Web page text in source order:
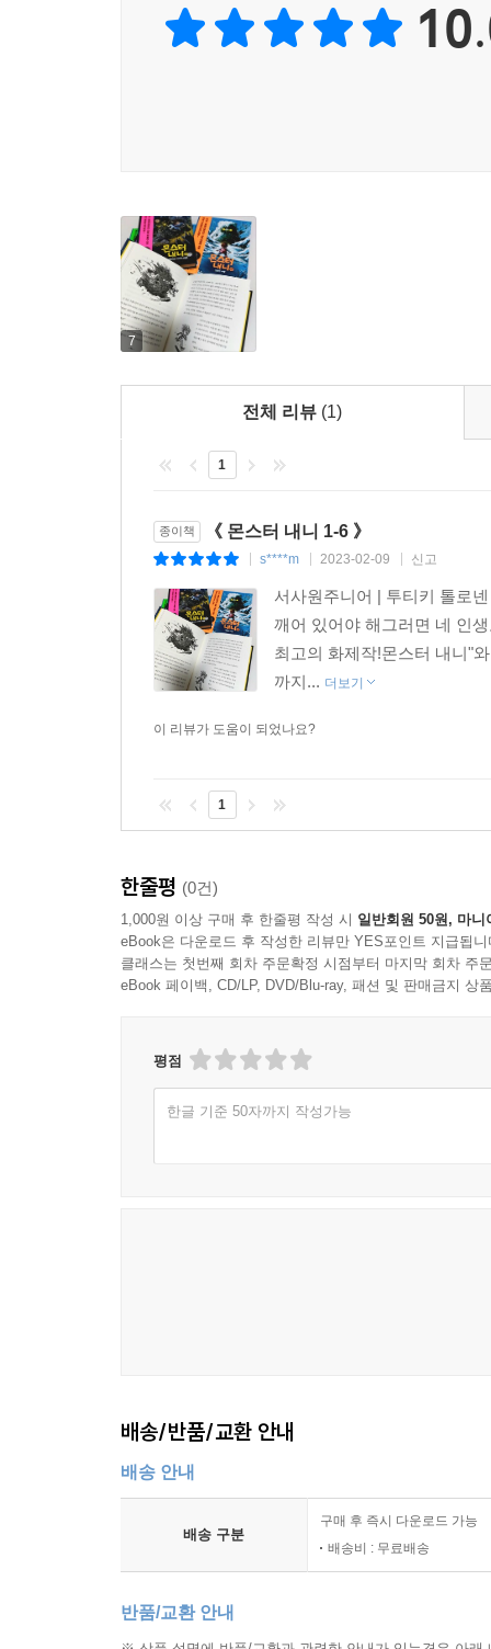
헬맨가 아이들과 몬스터 내니의 마지막 모험!
아이들은 과연 지상과 지하세계의 평화를 지켜낼
지키던 지하세계로 통하는 문이 열리게 되고, 그
다시 지하세계로 보낸다고 해도 별 소용이 없을
모르마트를 본 인간은 반드시 지하세계에 끌려
난동에 한바탕 소동이 벌어진다.
한편 문지기가 자신 때문에 일어난 이 모든 일에
데려가는 수밖에. 문지기랑 너, 둘 중 하나는
드러내는데! 마녀들이 지배하는 지하세계는 과연
장르적 문법을 관통하는 뛰어난 주제 의식
이 책의 진가는 단순히 장르적 재미에만 있지 않
자세와 태도가 진하게 배어 있다. 낯선 생명체
환대를 배운다는 점에서, 장르적 완성도를 뛰어
캐릭터가 변화된다는 것도 이 소설의 관전 포인
배운 게 많단다.” 낯선 생명체에 기꺼이 마음을
7
전체 리뷰 (1)
1
종이책 《 몬스터 내니 1-6 》
s****m 2023-02-09 신고
서사원주니어 | 투티키 톨로
깨어 있어야 해그러면 네 인
최고의 화제작!몬스터 내니"
까지... 더보기
이 리뷰가 도움이 되었나요?
1
한줄평 (0건)
1,000원 이상 구매 후 한줄평 작성 시 일반회원 50원, 마니
eBook은 다운로드 후 작성한 리뷰만 YES포인트 지급됩니
클래스는 첫번째 회차 주문확정 시점부터 마지막 회차 주
eBook 페이백, CD/LP, DVD/Blu-ray, 패션 및 판매금지 상
평점
한글 기준 50자까지 작성가능
배송/반품/교환 안내
배송 안내
배송 구분
구매 후 즉시 다운로드 가능
배송비 : 무료배송
반품/교환 안내